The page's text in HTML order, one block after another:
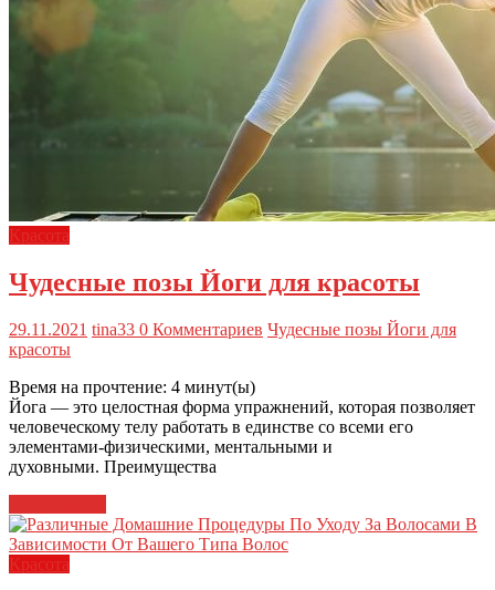
Красота
Чудесные позы Йоги для красоты
29.11.2021 tina33 0 Комментариев Чудесные позы Йоги для
красоты
Время на прочтение: 4 минут(ы)
Йога — это целостная форма упражнений, которая позволяет
человеческому телу работать в единстве со всеми его
элементами-физическими, ментальными и
духовными. Преимущества
Красота